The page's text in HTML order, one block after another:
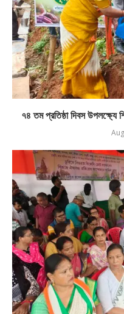
৭৪ তম প্রতিষ্ঠা দিবস